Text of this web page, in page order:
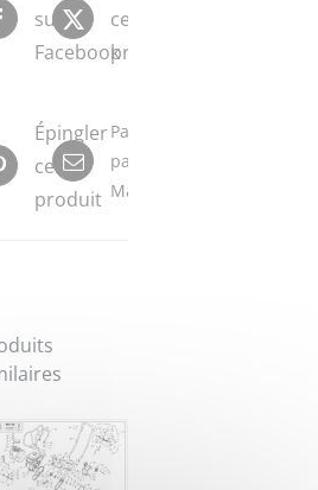
sur
Facebook
ce
produit
Épingler
ce
produit
Partager
par
Mail